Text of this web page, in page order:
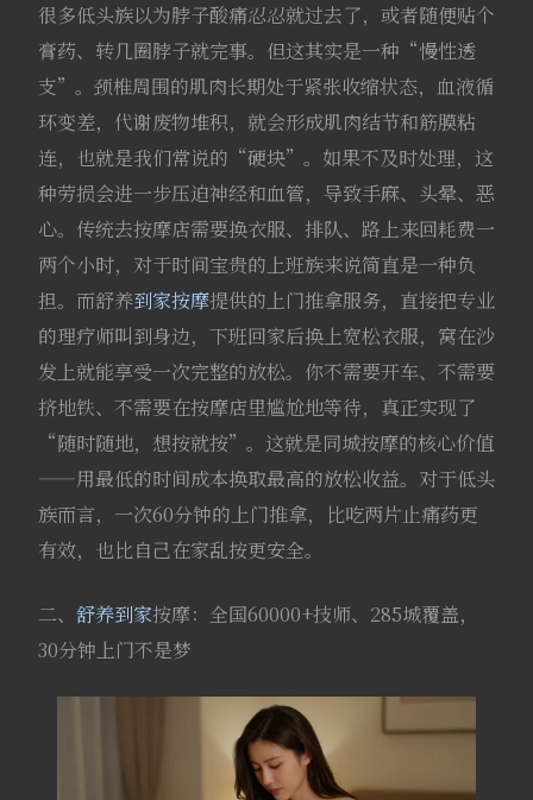
很多低头族以为脖子酸痛忍忍就过去了，或者随便贴个
膏药、转几圈脖子就完事。但这其实是一种“慢性透
支”。颈椎周围的肌肉长期处于紧张收缩状态，血液循
环变差，代谢废物堆积，就会形成肌肉结节和筋膜粘
连，也就是我们常说的“硬块”。如果不及时处理，这
种劳损会进一步压迫神经和血管，导致手麻、头晕、恶
心。传统去按摩店需要换衣服、排队、路上来回耗费一
两个小时，对于时间宝贵的上班族来说简直是一种负
担。而舒养到家按摩提供的上门推拿服务，直接把专业
的理疗师叫到身边，下班回家后换上宽松衣服，窝在沙
发上就能享受一次完整的放松。你不需要开车、不需要
挤地铁、不需要在按摩店里尴尬地等待，真正实现了
“随时随地，想按就按”。这就是同城按摩的核心价值
——用最低的时间成本换取最高的放松收益。对于低头
族而言，一次60分钟的上门推拿，比吃两片止痛药更
有效，也比自己在家乱按更安全。
二、 舒养到家按摩：全国60000+技师、285城覆盖，
30分钟上门不是梦